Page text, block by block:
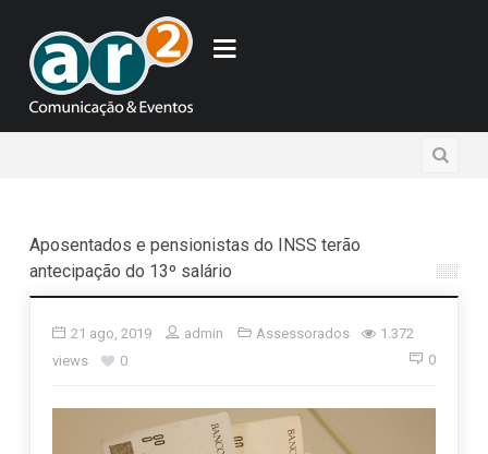
Aposentados e pensionistas do INSS terão
antecipação do 13º salário
21 ago, 2019 admin Assessorados
1.372
views
0 0